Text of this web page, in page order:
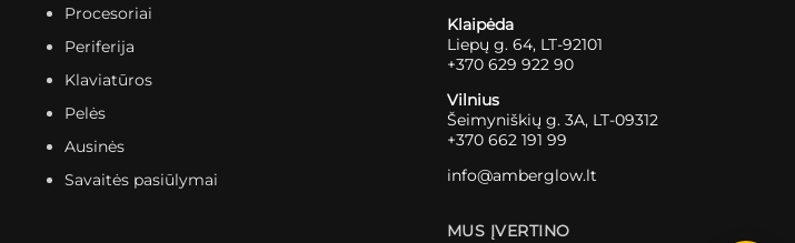
Procesoriai
Periferija
Klaviatūros
Pelės
Ausinės
Savaitės pasiūlymai
Klaipėda
Liepų g. 64, LT-92101
+370 629 922 90
Vilnius
Šeimyniškių g. 3A, LT-09312
+370 662 191 99
info@amberglow.lt
MUS ĮVERTINO